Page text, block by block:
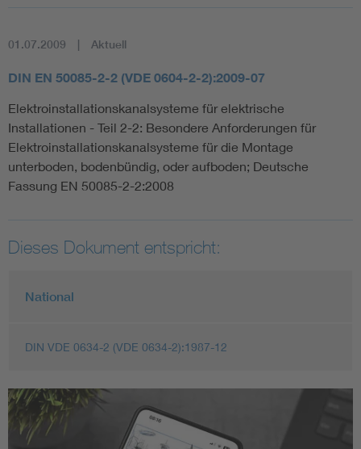
Elektrofachkraft (EFK)
01.07.2009 Aktuell
DIN EN 50085-2-2 (VDE 0604-2-2):2009-07
Elektroinstallationskanalsysteme für elektrische
Installationen - Teil 2-2: Besondere Anforderungen für
Elektroinstallationskanalsysteme für die Montage
unterboden, bodenbündig, oder aufboden; Deutsche
Fassung EN 50085-2-2:2008
Dieses Dokument entspricht:
National
DIN VDE 0634-2 (VDE 0634-2):1987-12